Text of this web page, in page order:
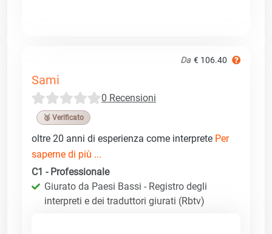
Da € 106.40
Sami
0 Recensioni
🥉 Verificato
oltre 20 anni di esperienza come interprete Per
saperne di più ...
C1 - Professionale
Giurato da Paesi Bassi - Registro degli
interpreti e dei traduttori giurati (Rbtv)